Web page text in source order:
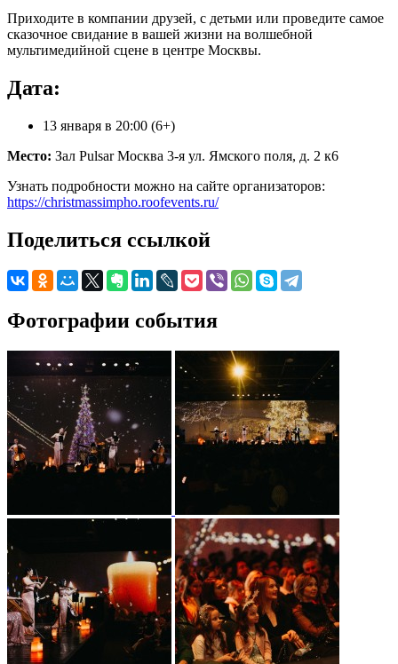
Приходите в компании друзей, с детьми или проведите самое
сказочное свидание в вашей жизни на волшебной
мультимедийной сцене в центре Москвы.
Дата:
13 января в 20:00 (6+)
Место: Зал Pulsar Москва 3-я ул. Ямского поля, д. 2 к6
Узнать подробности можно на сайте организаторов:
https://christmassimpho.roofevents.ru/
Поделиться ссылкой
Фотографии события